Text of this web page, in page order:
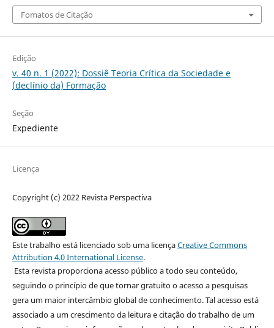
Fomatos de Citação
Edição
v. 40 n. 1 (2022): Dossiê Teoria Crítica da Sociedade e
(declínio da) Formação
Seção
Expediente
Licença
Copyright (c) 2022 Revista Perspectiva
Este trabalho está licenciado sob uma licençaCreative Commons
Attribution 4.0 International License.
Esta revista proporciona acesso público a todo seu conteúdo,
seguindo o princípio de que tornar gratuito o acesso a pesquisas
gera um maior intercâmbio global de conhecimento. Tal acesso está
associado a um crescimento da leitura e citação do trabalho de um